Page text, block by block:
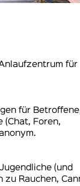
für
für
(Chat, Foren,
(und
Rauchen,